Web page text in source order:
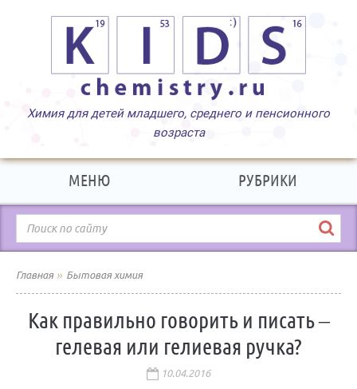
МЕНЮ РУБРИКИ
Главная» Бытовая химия
Как правильно говорить и писать –
гелевая или гелиевая ручка?
10.04.2016